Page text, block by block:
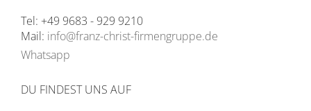
Tel: +49 9683 - 929 9210
Mail: info@franz-christ-firmengruppe.de
Whatsapp
DU FINDEST UNS AUF